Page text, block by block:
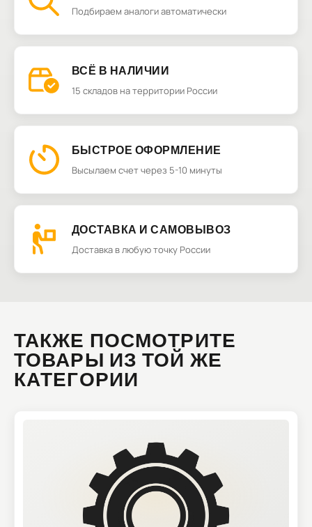
Подбираем аналоги автоматически
ВСЁ В НАЛИЧИИ
15 складов на территории России
БЫСТРОЕ ОФОРМЛЕНИЕ
Высылаем счет через 5-10 минуты
ДОСТАВКА И САМОВЫВОЗ
Доставка в любую точку России
ТАКЖЕ ПОСМОТРИТЕ
ТОВАРЫ ИЗ ТОЙ ЖЕ
КАТЕГОРИИ